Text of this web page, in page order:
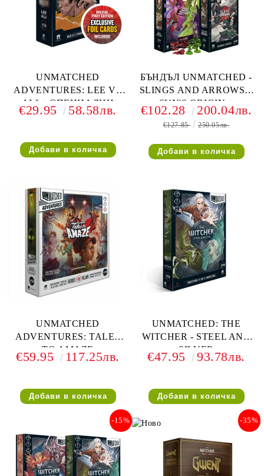
UNMATCHED
ADVENTURES: LEE VS
ALI + СПЕЦИАЛНИ
ФОЙЛ КАРТИ
€29.95 58.58лв.
БЪНДЪЛ UNMATCHED -
SLINGS AND ARROWS +
SUN'S ORIGIN +
ADVENTURES: TALES
TO AMAZE + ПОДАРЪК
ДЕЛУКС ФИГУРКИ
€102.28 200.04лв.
€127.85 250.05лв.
UNMATCHED
ADVENTURES: TALES
TO AMAZE
€59.95 117.25лв.
UNMATCHED: THE
WITCHER - STEEL AND
SILVER
€47.95 93.78лв.
-15% -35%